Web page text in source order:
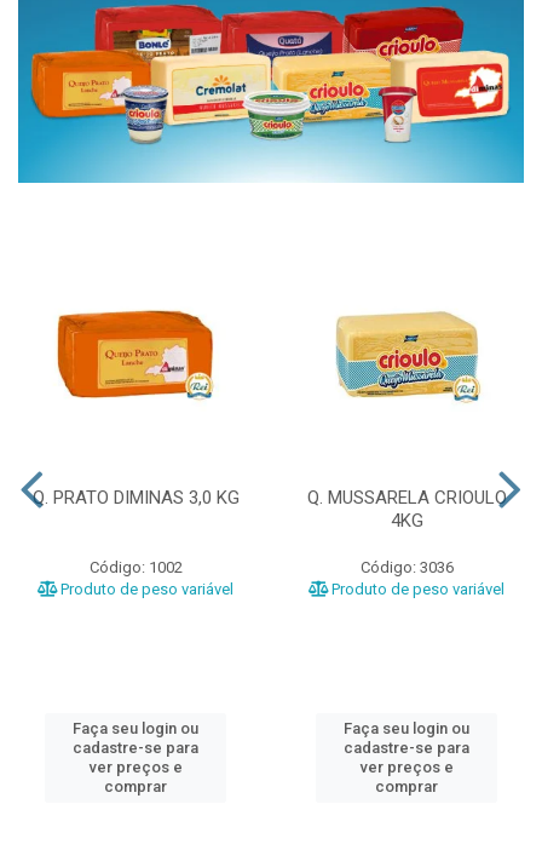
Q. PRATO DIMINAS 3,0 KG
Código: 1002
Produto de peso variável
Faça seu login ou
cadastre-se para
ver preços e
comprar
Q. MUSSARELA CRIOULO
4KG
Código: 3036
Produto de peso variável
Faça seu login ou
cadastre-se para
ver preços e
comprar